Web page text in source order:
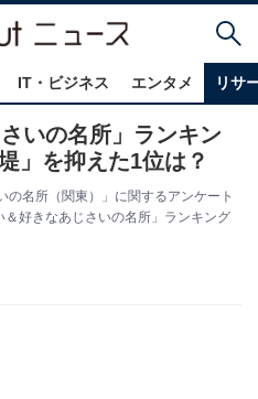
IT・ビジネス エンタメ リサ
いの名所」ランキン
」を抑えた1位は？
名所（関東）」に関するアンケート
好きなあじさいの名所」ランキング